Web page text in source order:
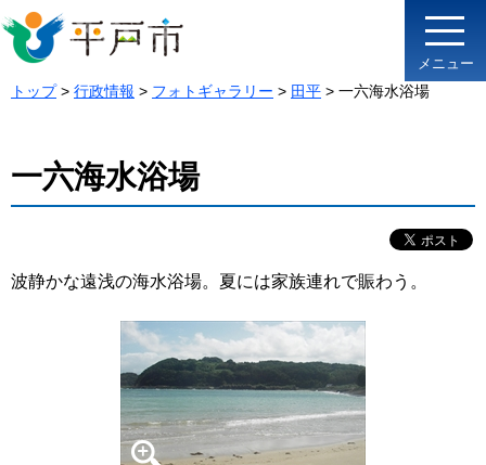
メニュー
トップ> 行政情報 > フォトギャラリー > 田平 > 一六海水浴場
一六海水浴場
波静かな遠浅の海水浴場。夏には家族連れで賑わう。